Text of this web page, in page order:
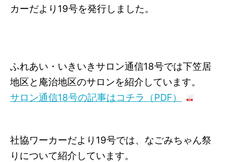
カーだより19号を発行しました。
ふれあい・いきいきサロン通信18号では下笠居
地区と庵治地区のサロンを紹介しています。
サロン通信18号の記事はコチラ（PDF）
社協ワーカーだより19号では、なごみちゃん祭
りについて紹介しています。